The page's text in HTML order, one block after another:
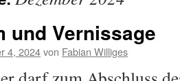
und Vernissage
4, 2024von Fabian Williges